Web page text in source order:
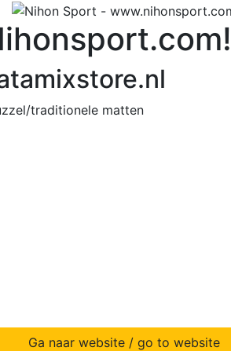
traditionele matten
Ga naar website / go to website